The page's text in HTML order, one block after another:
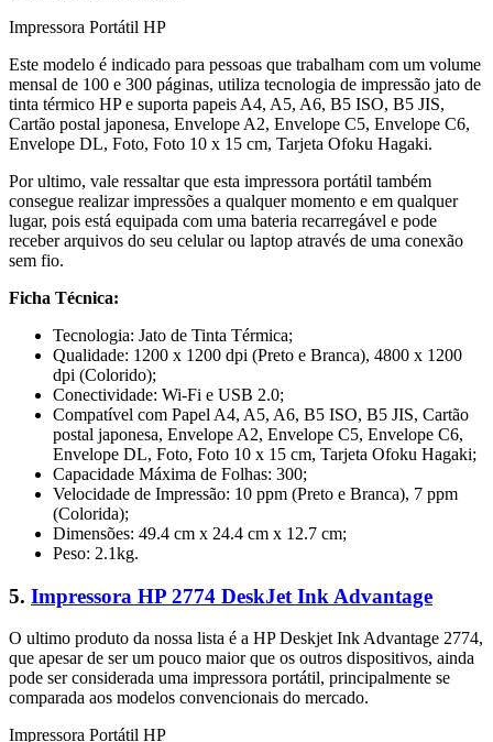
Impressora Portátil HP
Este modelo é indicado para pessoas que trabalham com um volume
mensal de 100 e 300 páginas, utiliza tecnologia de impressão jato de
tinta térmico HP e suporta papeis A4, A5, A6, B5 ISO, B5 JIS,
Cartão postal japonesa, Envelope A2, Envelope C5, Envelope C6,
Envelope DL, Foto, Foto 10 x 15 cm, Tarjeta Ofoku Hagaki.
Por ultimo, vale ressaltar que esta impressora portátil também
consegue realizar impressões a qualquer momento e em qualquer
lugar, pois está equipada com uma bateria recarregável e pode
receber arquivos do seu celular ou laptop através de uma conexão
sem fio.
Ficha Técnica:
Tecnologia: Jato de Tinta Térmica;
Qualidade: 1200 x 1200 dpi (Preto e Branca), 4800 x 1200
dpi (Colorido);
Conectividade: Wi-Fi e USB 2.0;
Compatível com Papel A4, A5, A6, B5 ISO, B5 JIS, Cartão
postal japonesa, Envelope A2, Envelope C5, Envelope C6,
Envelope DL, Foto, Foto 10 x 15 cm, Tarjeta Ofoku Hagaki;
Capacidade Máxima de Folhas: 300;
Velocidade de Impressão: 10 ppm (Preto e Branca), 7 ppm
(Colorida);
Dimensões: 49.4 cm x 24.4 cm x 12.7 cm;
Peso: 2.1kg.
5. Impressora HP 2774 DeskJet Ink Advantage
O ultimo produto da nossa lista é a HP Deskjet Ink Advantage 2774,
que apesar de ser um pouco maior que os outros dispositivos, ainda
pode ser considerada uma impressora portátil, principalmente se
comparada aos modelos convencionais do mercado.
Impressora Portátil HP